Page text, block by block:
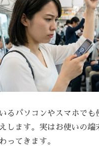
るパソコンやスマホでも
します。実はお使いの端
ってきます。